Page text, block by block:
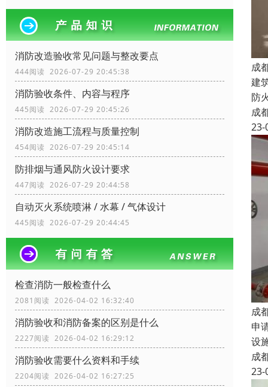
消防改造验收常见问题与整改要点
444阅读 2026-07-29 20:45:38
消防验收条件、内容与程序
445阅读 2026-07-29 20:45:26
消防改造施工流程与质量控制
454阅读 2026-07-29 20:45:14
防排烟与通风防火设计要求
447阅读 2026-07-29 20:44:58
自动灭火系统喷淋 / 水幕 / 气体设计
445阅读 2026-07-29 20:44:45
检查消防一般检查什么
2081阅读 2026-04-02 16:32:40
消防验收和消防备案的区别是什么
2227阅读 2026-04-02 16:29:12
消防验收需要什么资料和手续
2204阅读 2026-04-02 16:27:25
成
建
防
成
23-
成
申
设
成
23-